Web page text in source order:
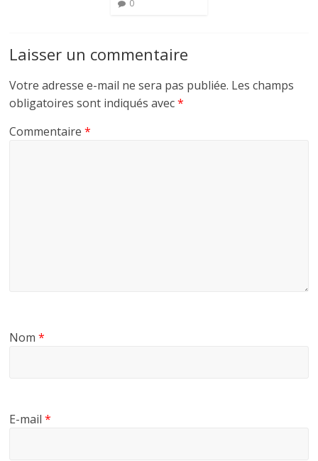
0
Laisser un commentaire
Votre adresse e-mail ne sera pas publiée. Les champs
obligatoires sont indiqués avec*
Commentaire*
Nom*
E-mail*